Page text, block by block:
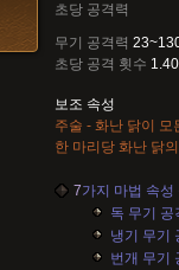
초당 공격력
무기 공격력
초당 공격 횟수 1.40
보조 속성
주술 - 화난 닭이
한 마리당 화난 닭
7가지 마법 속
독 무기
냉기 무기
번개 무기